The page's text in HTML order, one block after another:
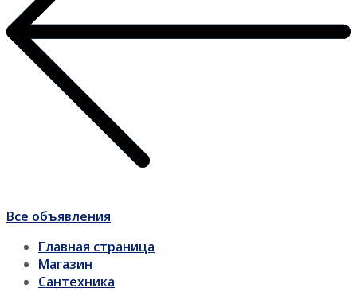
Все объявления
Главная страница
Магазин
Сантехника